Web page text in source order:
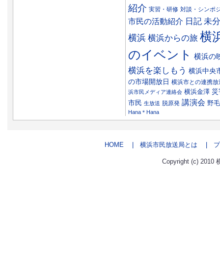
紹介 実習・研修 対談・シンポ
市民の活動紹介 日記 未
横浜 横浜からの旅 横
のイベント
横浜の
横浜を楽しもう 横浜中央
の市場開放日 横浜市との連携放
浜市民メディア連絡会 横浜金澤
市民 生放送 脱原発 講演会 野毛
Hana＊Hana
HOME | 横浜市民放送局とは | プ
Copyright (c) 2010